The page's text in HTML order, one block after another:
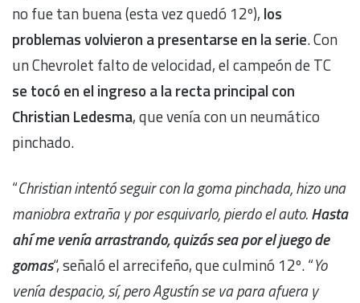
no fue tan buena (esta vez quedó 12º), los
problemas volvieron a presentarse en la serie. Con
un Chevrolet falto de velocidad, el campeón de TC
se tocó en el ingreso a la recta principal con
Christian Ledesma, que venía con un neumático
pinchado.
“Christian intentó seguir con la goma pinchada, hizo una
maniobra extraña y por esquivarlo, pierdo el auto.Hasta
ahí me venía arrastrando, quizás sea por el juego de
gomas“, señaló el arrecifeño, que culminó 12º. “Yo
venía despacio, sí, pero Agustín se va para afuera y